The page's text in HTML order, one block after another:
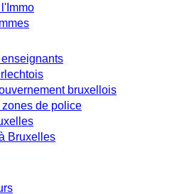
bruxellois
de police
Bruxelles